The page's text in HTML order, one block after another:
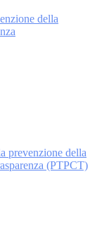
della
prevenzione della
(PTPCT)